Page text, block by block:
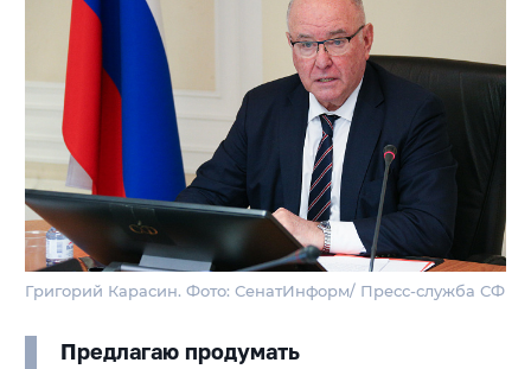
Григорий Карасин. Фото: СенатИнформ/ Пресс-служба СФ
Предлагаю продумать